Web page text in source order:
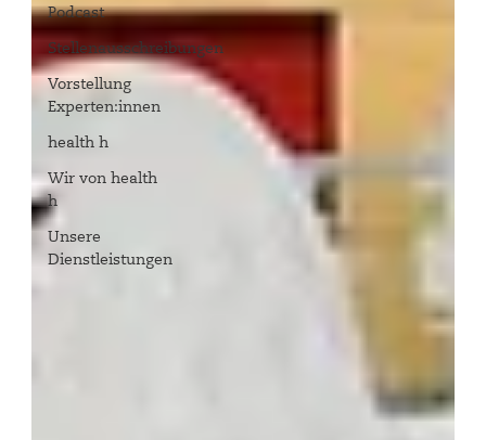
Podcast
Stellenausschreibungen
Vorstellung
Experten:innen
health h
Wir von health
h
Unsere
Dienstleistungen